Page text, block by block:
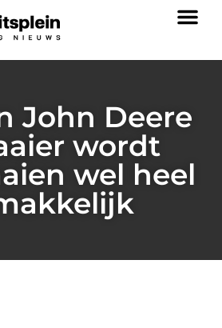
John Deere
wordt
wel heel